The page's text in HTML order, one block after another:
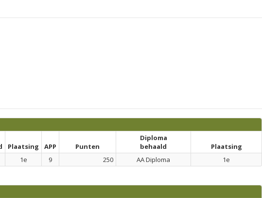
Plaatsing APP Punten
Diploma
behaald
Plaatsing
1e 9 250 AA Diploma 1e